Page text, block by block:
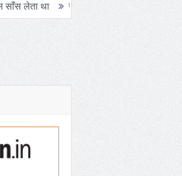
संयुक्त अरब अमीरात में दो ह्यूमनॉइड रोबोट्स की